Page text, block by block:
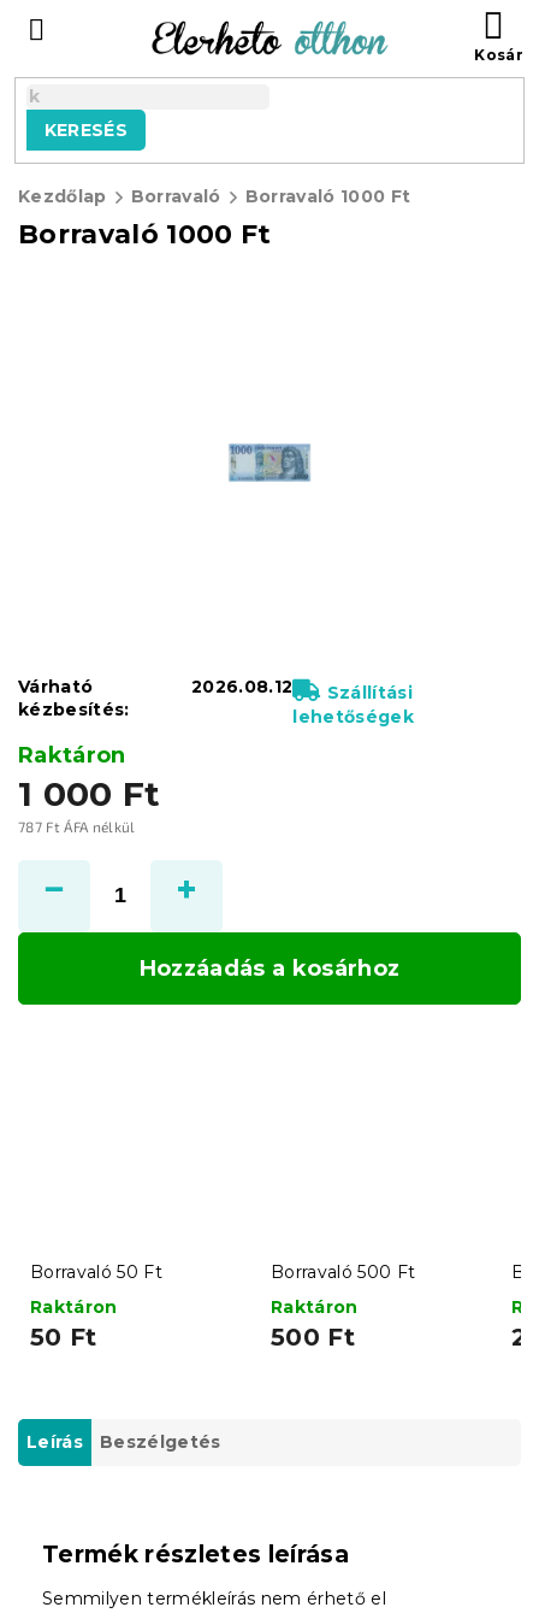
tartalomhoz
KERESÉS
Kezdőlap Borravaló Borravaló 1000 Ft
Borravaló 1000 Ft
1 000 Ft
787 Ft ÁFA nélkül
Raktáron
Várható
kézbesítés:
2026.08.12
Szállítási
lehetőségek
Hozzáadás a kosárhoz
Borravaló 50 Ft
Raktáron
50 Ft
Borravaló 500 Ft
Raktáron
500 Ft
Leírás Beszélgetés
Termék részletes leírása
Semmilyen termékleírás nem érhető el